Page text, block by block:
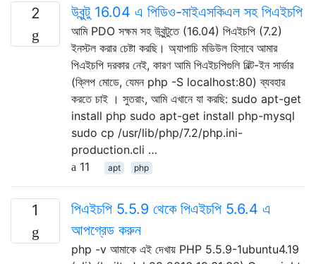
2 উবুন্টু 16.04 এ পিডিও-মাইএসকিএল সহ পিএইচপি
আমি PDO সক্ষম সহ উবুন্টুতে (16.04) পিএইচপি (7.2)
ইনস্টল করার চেষ্টা করছি। অ্যাপাচি মডিউল হিসাবে আমার
পিএইচপি দরকার নেই, কারণ আমি পিএইচপিগুলি বিল্ট-ইন সার্ভার
(ক্লিপ মোডে, যেমন php -S localhost:80) ব্যবহার
করতে চাই । সুতরাং, আমি এখানে যা করছি: sudo apt-get
install php sudo apt-get install php-mysql
sudo cp /usr/lib/php/7.2/php.ini-
production.cli …
11
apt php
1
পিএইচপি 5.5.9 থেকে পিএইচপি 5.6.4 এ
আপগ্রেড করুন
php -v আমাকে এই দেখায় PHP 5.5.9-1ubuntu4.19